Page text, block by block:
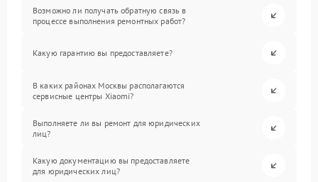
Возможно ли получать обратную связь в
процессе выполнения ремонтных работ?
Какую гарантию вы предоставляете?
В каких районах Москвы располагаются
сервисные центры Xiaomi?
Выполняете ли вы ремонт для юридических
лиц?
Какую документацию вы предоставляете
для юридических лиц?